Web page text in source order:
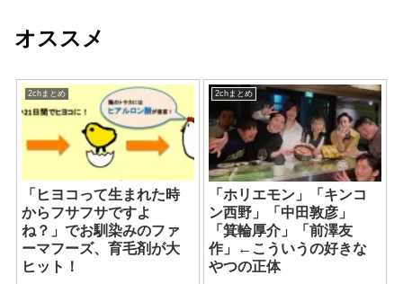
オススメ
2chまとめ
「ヒヨコって生まれた時
からフサフサですよ
ね？」でお馴染みのファ
ーマフーズ、育毛剤が大
ヒット！
2chまとめ
「ホリエモン」「キンコ
ン西野」「中田敦彦」
「箕輪厚介」「前澤友
作」←こういうの好きな
やつの正体